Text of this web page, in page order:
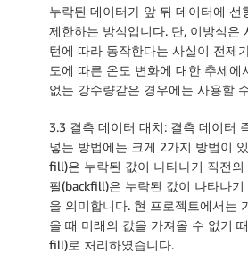
누락된 데이터가 앞 뒤 데이터에 선
제한하는 방식입니다. 단, 이방식은
턴에 따라 동작한다는 사실이 전제
도에 따른 온도 변화에 대한 추세에
없는 강수량같은 경우에는 사용할
3.3 결측 데이터 대치: 결측 데이터
넣는 방법에는 크게 2가지 방법이
fill)은 누락된 값이 나타나기 직전의
필(backfill)은 누락된 값이 나타나
을 의미합니다. 현 프로젝트에서는
을 때 미래의 값을 가져올 수 없기
fill)로 처리하였습니다.